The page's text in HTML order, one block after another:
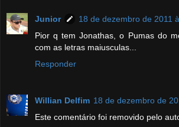
Junior
18 de dezembro de 2011
Pior q tem Jonathas, o Pumas do
com as letras maiusculas...
Responder
Willian Delfim 18 de dezembro de
Este comentário foi removido pelo